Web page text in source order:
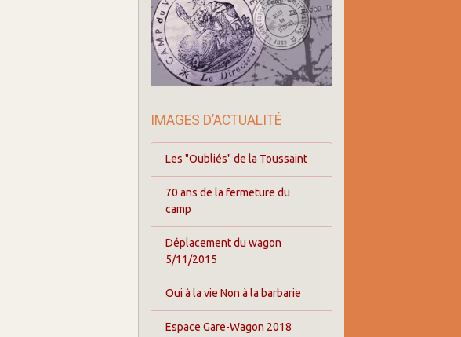
IMAGES D’ACTUALITÉ
Les "Oubliés" de la Toussaint
70 ans de la fermeture du
camp
Déplacement du wagon
5/11/2015
Oui à la vie Non à la barbarie
Espace Gare-Wagon 2018